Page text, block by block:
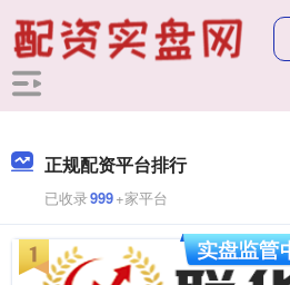
正规配资平台排行
已收录999+家平台